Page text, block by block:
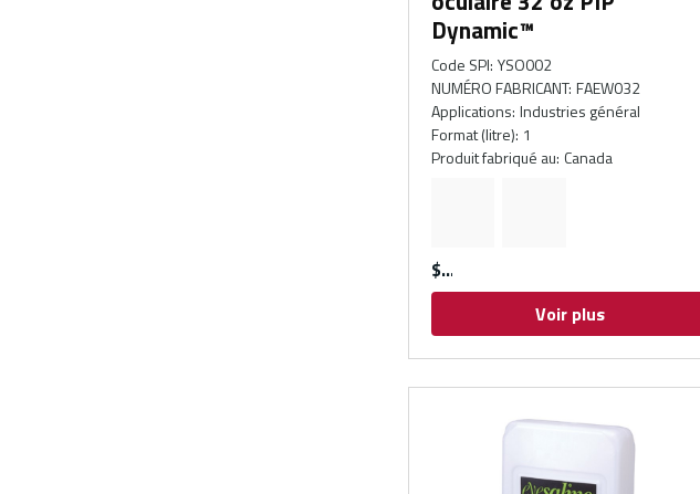
Dynamic™
Code SPI: YSO002
NUMÉRO FABRICANT: FAEW032
Applications: Industries général
Format (litre): 1
Produit fabriqué au: Canada
$
Voir plus